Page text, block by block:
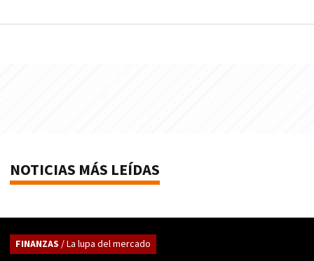
NOTICIAS MÁS LEÍDAS
FINANZAS / La lupa del mercado